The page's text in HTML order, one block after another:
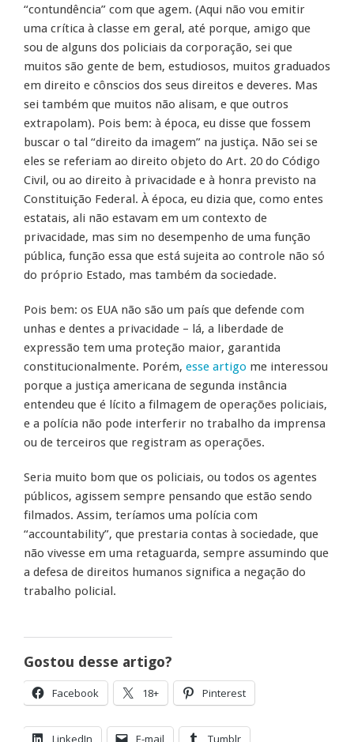
“contundência” com que agem. (Aqui não vou emitir
uma crítica à classe em geral, até porque, amigo que
sou de alguns dos policiais da corporação, sei que
muitos são gente de bem, estudiosos, muitos graduados
em direito e cônscios dos seus direitos e deveres. Mas
sei também que muitos não alisam, e que outros
extrapolam). Pois bem: à época, eu disse que fossem
buscar o tal “direito da imagem” na justiça. Não sei se
eles se referiam ao direito objeto do Art. 20 do Código
Civil, ou ao direito à privacidade e à honra previsto na
Constituição Federal. À época, eu dizia que, como entes
estatais, ali não estavam em um contexto de
privacidade, mas sim no desempenho de uma função
pública, função essa que está sujeita ao controle não só
do próprio Estado, mas também da sociedade.
Pois bem: os EUA não são um país que defende com
unhas e dentes a privacidade – lá, a liberdade de
expressão tem uma proteção maior, garantida
constitucionalmente. Porém, esse artigo me interessou
porque a justiça americana de segunda instância
entendeu que é lícito a filmagem de operações policiais,
e a polícia não pode interferir no trabalho da imprensa
ou de terceiros que registram as operações.
Seria muito bom que os policiais, ou todos os agentes
públicos, agissem sempre pensando que estão sendo
filmados. Assim, teríamos uma polícia com
“accountability”, que prestaria contas à sociedade, que
não vivesse em uma retaguarda, sempre assumindo que
a defesa de direitos humanos significa a negação do
trabalho policial.
Gostou desse artigo?
Facebook 18+ Pinterest